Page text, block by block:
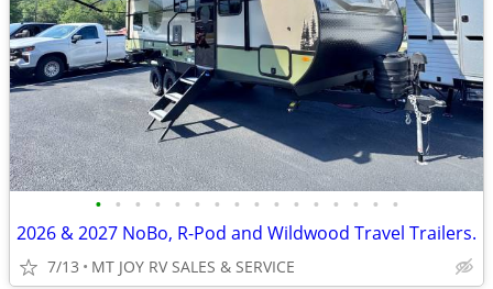
• • • • • • • • • • • • • • • •
2026 & 2027 NoBo, R-Pod and Wildwood Travel Trailers.
7/13 MT JOY RV SALES & SERVICE